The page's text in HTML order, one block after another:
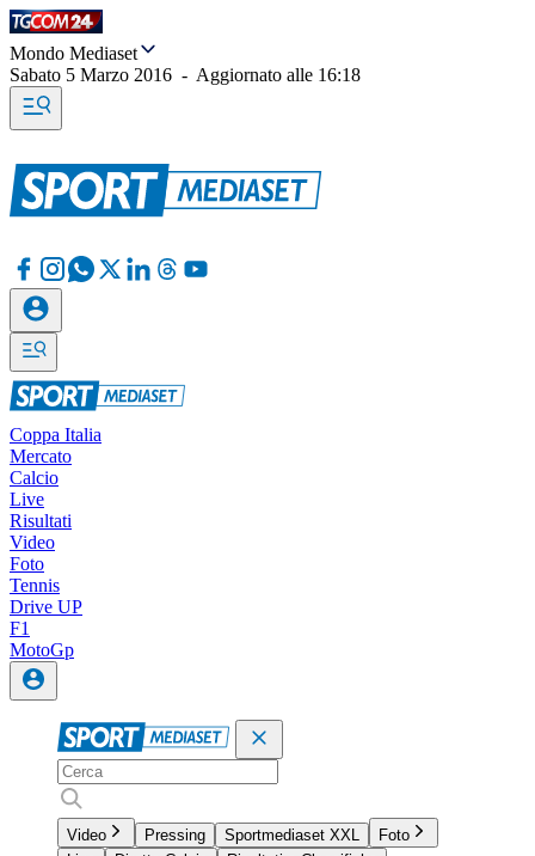
Mondo Mediaset
Sabato 5 Marzo 2016 - Aggiornato alle 16:18
Coppa Italia
Mercato
Calcio
Live
Risultati
Video
Foto
Tennis
Drive UP
F1
MotoGp
Video Pressing Sportmediaset XXL
Foto